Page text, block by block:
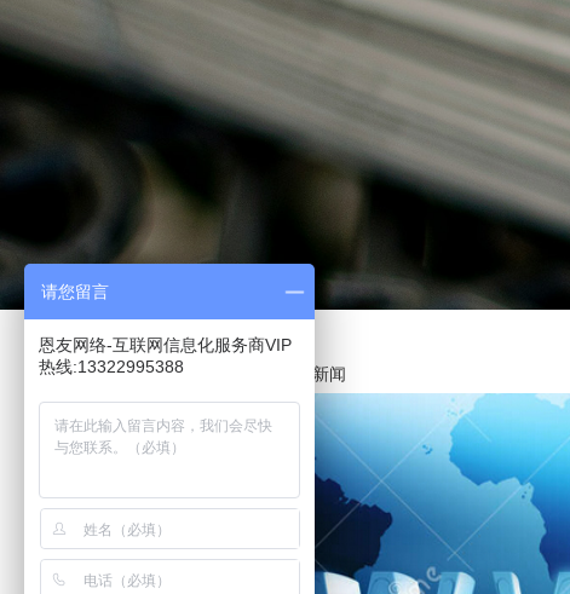
首页 >> 互联网书院 行业新闻
请您留言
恩友网络-互联网信息化服务商VIP
热线:13322995388